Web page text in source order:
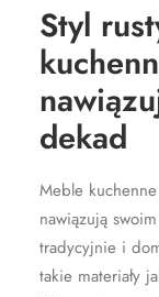
Styl
dekad
Meble
nawiązują
tradycyjnie i
takie materiały